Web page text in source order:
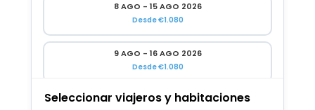
8 AGO - 15 AGO 2026
Desde €1.080
9 AGO - 16 AGO 2026
Desde €1.080
10 AGO - 17 AGO 2026
Seleccionar viajeros y habitaciones